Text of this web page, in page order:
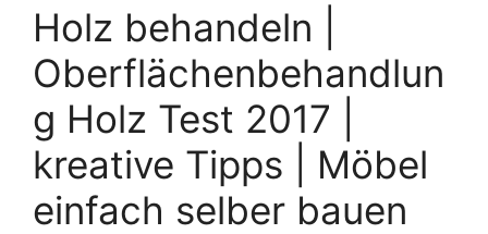
Holz behandeln |
Oberflächenbehandlun
g Holz Test 2017 |
kreative Tipps | Möbel
einfach selber bauen